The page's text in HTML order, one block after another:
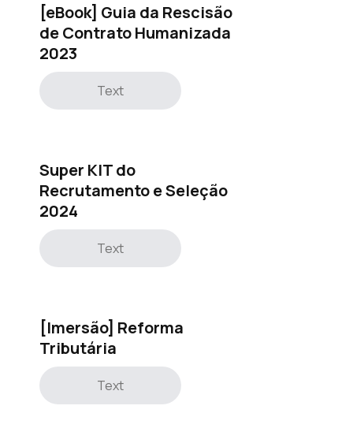
[eBook] Guia da Rescisão
de Contrato Humanizada
2023
Text
Super KIT do
Recrutamento e Seleção
2024
Text
[Imersão] Reforma
Tributária
Text